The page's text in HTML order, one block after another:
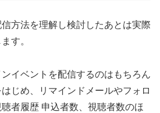
方法を理解し検討したあとは実際
す。
イベントを配信するのはもちろん
じめ、リマインドメールやフォロ
者履歴 申込者数、視聴者数のほ